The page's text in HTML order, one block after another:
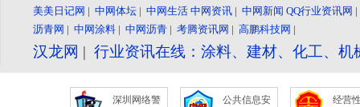
美美日记网 | 中网体坛 | 中网生活 中网资讯 | 中网新闻 QQ行业资讯网
沥青网 | 中网涂料 | 中网沥青 | 考腾资讯网 | 高鹏科技网 |
汉龙网 | 行业资讯在线：涂料、建材、化工、
深圳网络警
公共信息安
经营